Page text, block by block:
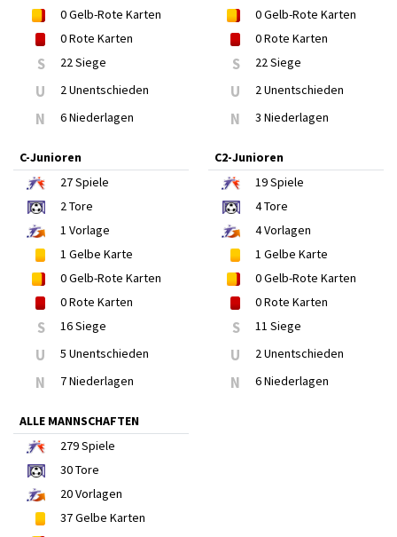
0Gelb-Rote Karten
0Rote Karten
S 22 Siege
U 2 Unentschieden
N 6 Niederlagen
0Gelb-Rote Karten
0Rote Karten
S 22 Siege
U 2 Unentschieden
N 3 Niederlagen
C-Junioren
27Spiele
2Tore
1 Vorlage
1 Gelbe Karte
0Gelb-Rote Karten
0Rote Karten
S 16 Siege
U 5 Unentschieden
N 7 Niederlagen
C2-Junioren
19Spiele
4Tore
4Vorlagen
1 Gelbe Karte
0Gelb-Rote Karten
0Rote Karten
S 11 Siege
U 2 Unentschieden
N 6 Niederlagen
ALLE MANNSCHAFTEN
279Spiele
30Tore
20Vorlagen
37Gelbe Karten